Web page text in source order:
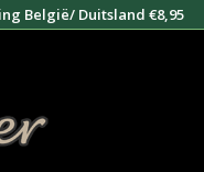
België/ Duitsland €8,95